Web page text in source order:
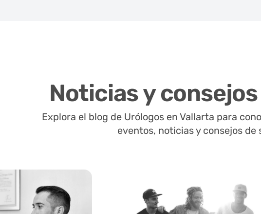
Noticias y
Explora el blog de Urólogos en Vallarta para
eventos, noticias y consejos de